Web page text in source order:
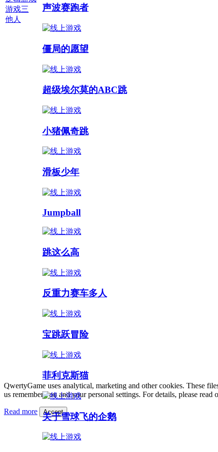
游戏三
他人
声波赛跑者
僵局的愿望
超级埃尔莫的ABC跳
小猪佩奇跳
滑板少年
Jumpball
跳这么高
反重力赛车多人
宝跳跃冒险
菲利克斯猫
关于雪球飞的企鹅
QwertyGame uses analytical, marketing and other cookies. These
us remember you and your personal settings. For details, please read
Read more Accept